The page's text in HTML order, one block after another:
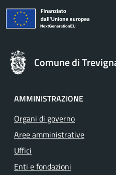
Comune di
AMMINISTRAZIONE
Organi di governo
Aree amministrative
Uffici
Enti e fondazioni